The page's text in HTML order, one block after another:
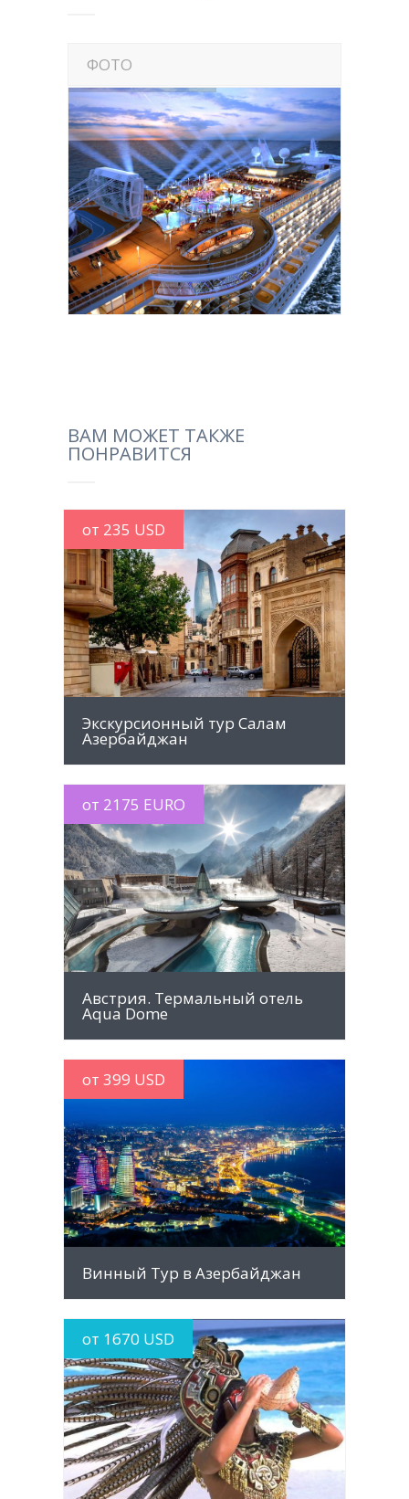
ФОТО
ВАМ МОЖЕТ ТАКЖЕ
ПОНРАВИТСЯ
от 235 USD
MORE INFO
Экскурсионный тур Салам
Азербайджан
от 2175 EURO
MORE INFO
Австрия. Термальный отель
Aqua Dome
от 399 USD
MORE INFO
Винный Тур в Азербайджан
от 1670 USD
MORE INFO